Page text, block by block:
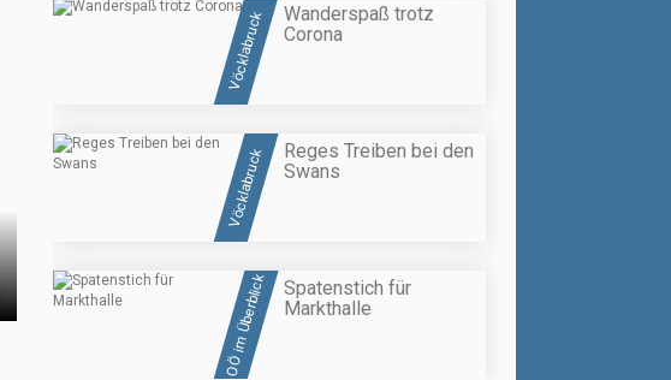
Vöcklabruck
Wanderspaß trotz
Corona
Vöcklabruck
Reges Treiben bei den
Swans
OÖ im Überblick
Spatenstich für
Markthalle